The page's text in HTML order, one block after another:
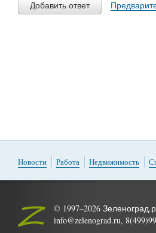
Добавить ответ
Новости Работа Недвижимость
© 1997–2026
info@zelenograd.ru,